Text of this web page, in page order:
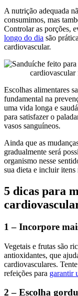
A nutrição adequada
consumimos, mas
Controlar as porções,
longo do dia são
cardiovascular.
Escolhas alimentares
fundamental na
uma vida longa e
para satisfazer o
vasos sanguíneos.
Ainda que as
gradualmente será
organismo nesse
sua dieta e incluir itens
5 dicas para
1 – Incorpore
Vegetais e frutas são
antioxidantes, que
cardiovasculares.
refeições para garantir
2 – Escolha